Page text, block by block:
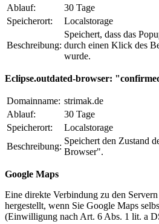
Ablauf:
30 Tage
Speicherort:
Localstorage
Beschreibung:
Speichert, dass das
durch einen Klick des
wurde.
Eclipse.outdated-browser:
Domainname: strimak.de
Ablauf:
30 Tage
Speicherort:
Localstorage
Beschreibung:
Speichert den Zustand
Browser".
Google Maps
Eine direkte Verbindung zu den
hergestellt, wenn Sie Google Maps
(Einwilligung nach Art. 6 Abs. 1 lit. a